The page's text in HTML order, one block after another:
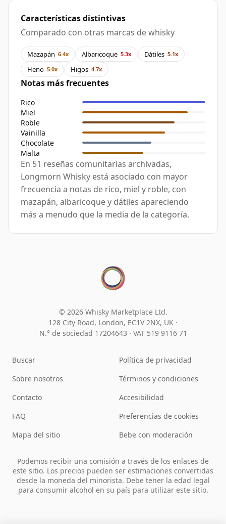
Características distintivas
Comparado con otras marcas de whisky
Mazapán 6.4x Albaricoque 5.3x Dátiles 5.1x
Heno 5.0x Higos 4.7x
Notas más frecuentes
Rico
Miel
Roble
Vainilla
Chocolate
Malta
En 51 reseñas comunitarias archivadas,
Longmorn Whisky está asociado con mayor
frecuencia a notas de rico, miel y roble, con
mazapán, albaricoque y dátiles apareciendo
más a menudo que la media de la categoría.
© 2026 Whisky Marketplace Ltd.
128 City Road, London, EC1V 2NX, UK ·
N.° de sociedad 17204643 · VAT 519 9116 71
Buscar
Sobre nosotros
Contacto
FAQ
Mapa del sitio
Política de privacidad
Términos y condiciones
Accesibilidad
Preferencias de cookies
Bebe con moderación
Podemos recibir una comisión a través de los enlaces de
este sitio. Los precios pueden ser estimaciones convertidas
desde la moneda del minorista. Debe tener la edad legal
para consumir alcohol en su país para utilizar este sitio.